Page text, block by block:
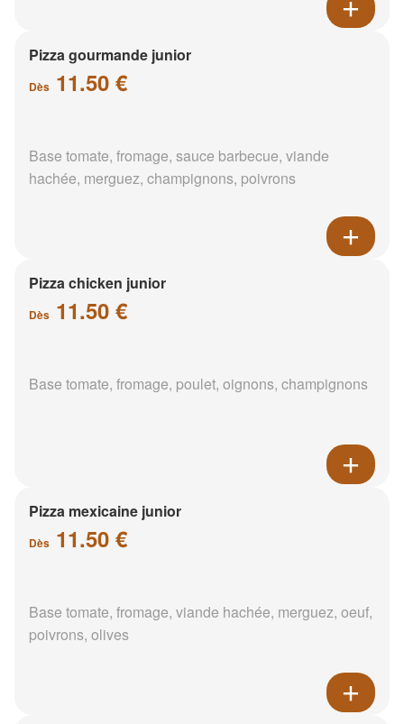
Pizza gourmande junior
Dès 11.50 €
Base tomate, fromage, sauce barbecue, viande
hachée, merguez, champignons, poivrons
Pizza chicken junior
Dès 11.50 €
Base tomate, fromage, poulet, oignons, champignons
Pizza mexicaine junior
Dès 11.50 €
Base tomate, fromage, viande hachée, merguez, oeuf,
poivrons, olives